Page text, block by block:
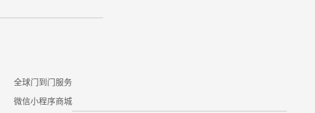
全球门到门服务
微信小程序商城